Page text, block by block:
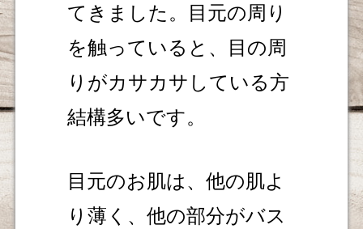
てきました。目元の周り
を触っていると、目の周
りがカサカサしている方
結構多いです。
目元のお肌は、他の肌よ
り薄く、他の部分がバス